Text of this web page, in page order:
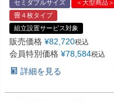
セミダブルサイズ
＜大型商品＞
畳４枚タイプ
組立設置サービス対象
販売価格 ¥82,720税込
会員特別価格 ¥78,584税込
詳細を見る